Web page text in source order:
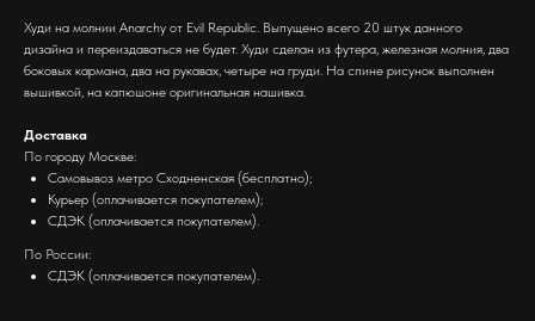
Худи на молнии Anarchy от Evil Republic. Выпущено всего 20 штук данного
дизайна и переиздаваться не будет. Худи сделан из футера, железная молния, два
боковых кармана, два на рукавах, четыре на груди. На спине рисунок выполнен
вышивкой, на капюшоне оригинальная нашивка.
Доставка
По городу Москве:
Самовывоз метро Сходненская (бесплатно);
Курьер (оплачивается покупателем);
СДЭК (оплачивается покупателем).
По России:
СДЭК (оплачивается покупателем).